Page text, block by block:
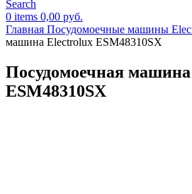
Search
0 items 0,00 руб.
Главная Посудомоечные машины
машина Electrolux ESM48310SX
Посудомоечная
ESM48310SX